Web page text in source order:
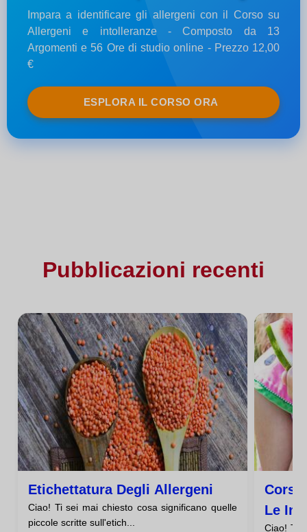
Impara a identificare gli allergeni con il Corso su
Allergeni e intolleranze - Composto da 13
Argomenti e 56 Ore di studio online - Prezzo 12,00
€
ESPLORA IL CORSO ORA
Pubblicazioni recenti
Etichettatura Degli Allergeni
Ciao! Ti sei mai chiesto cosa significano quelle
piccole scritte sull'etich...
Le
Ciao! Ti